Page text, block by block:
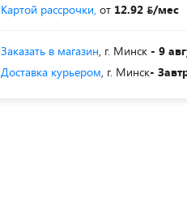
Картой рассрочки, от 12.92 /мес
Заказать в магазин, г. Минск - 9
Доставка курьером, г. Минск-